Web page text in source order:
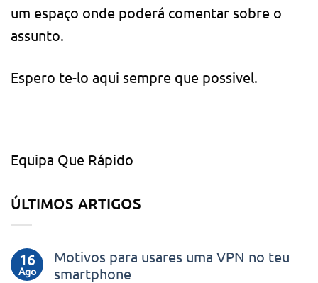
um espaço onde poderá comentar sobre o
assunto.
Espero te-lo aqui sempre que possivel.
Equipa Que Rápido
ÚLTIMOS ARTIGOS
16
Ago
Motivos para usares uma VPN no teu
smartphone